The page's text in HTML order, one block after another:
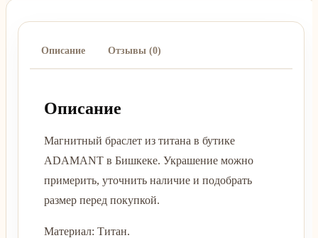
Описание Отзывы (0)
Описание
Магнитный браслет из титана в бутике
ADAMANT в Бишкеке. Украшение можно
примерить, уточнить наличие и подобрать
размер перед покупкой.
Материал: Титан.